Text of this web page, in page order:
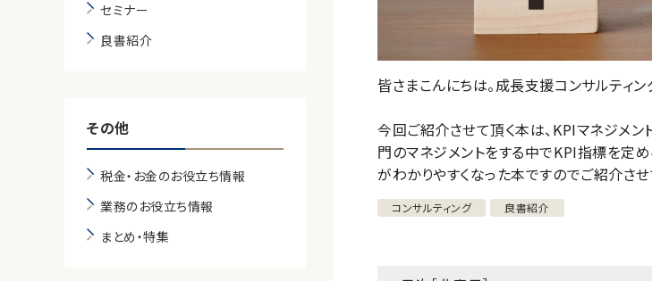
皆さまこんにちは。成長支援コンサルティン
今回ご紹介させて頂く本は、KPIマネジメ
門のマネジメントをする中でKPI指標を定
がわかりやすくなった本ですのでご紹介させ
コンサルティング 良書紹介
セミナー
良書紹介
その他
税金・お金のお役立ち情報
業務のお役立ち情報
まとめ・特集